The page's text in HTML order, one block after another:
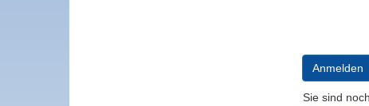
Anmelden
Sie sind